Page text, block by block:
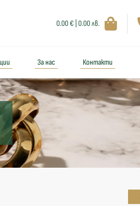
0.00 € | 0.00 лв.
За нас Контакти